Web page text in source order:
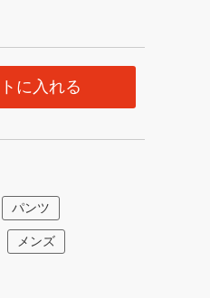
に入れる
パンツ
メンズ